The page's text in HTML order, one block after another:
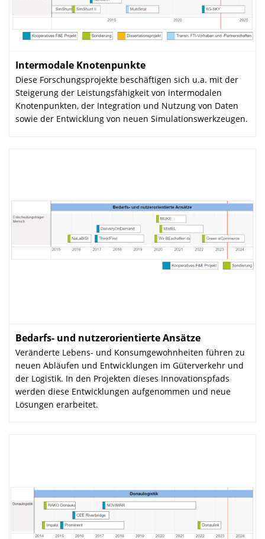
Intermodale Knotenpunkte
Diese Forschungsprojekte beschäftigen sich u.a. mit der
Steigerung der Leistungsfähigkeit von intermodalen
Knotenpunkten, der Integration und Nutzung von Daten
sowie der Entwicklung von neuen Simulationswerkzeugen.
Bedarfs- und nutzerorientierte Ansätze
Veränderte Lebens- und Konsum­gewohnheiten führen zu
neuen Abläufen und Entwicklungen im Güterverkehr und
der Logistik. In den Projekten dieses Innovationspfads
werden diese Entwicklungen aufgenommen und neue
Lösungen erarbeitet.